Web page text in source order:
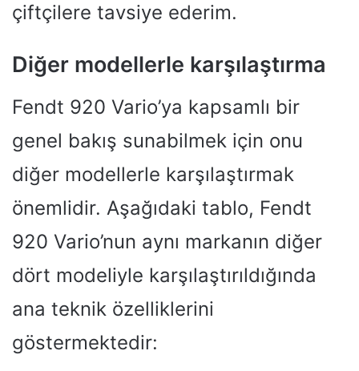
çiftçilere tavsiye ederim.
Diğer modellerle karşılaştırma
Fendt 920 Vario’ya kapsamlı bir
genel bakış sunabilmek için onu
diğer modellerle karşılaştırmak
önemlidir. Aşağıdaki tablo, Fendt
920 Vario’nun aynı markanın diğer
dört modeliyle karşılaştırıldığında
ana teknik özelliklerini
göstermektedir: